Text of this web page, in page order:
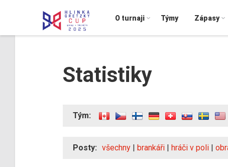
O turnaji Týmy Zápasy
Statistiky
Tým:
Posty: všechny | brankáři | hráči v poli |